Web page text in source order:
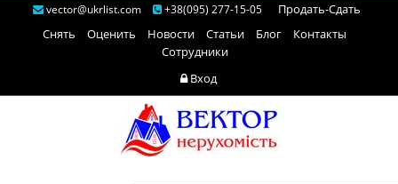
vector@ukrlist.com +38(095) 277-15-05
Продать-Cдать
Снять
Оценить Новости Статьи Блог
Контакты
Сотрудники
Вход